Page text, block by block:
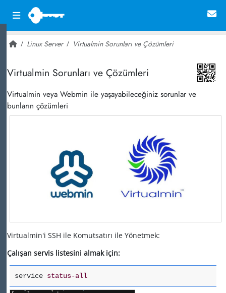
Linux Server Virtualmin Sorunları ve Çözümleri
Virtualmin Sorunları ve Çözümleri
Virtualmin veya Webmin ile yaşayabileceğiniz sorunlar ve
bunların çözümleri
Virtualmin'i SSH ile Komutsatırı ile Yönetmek:
Çalışan servis listesini almak için:
service status-all